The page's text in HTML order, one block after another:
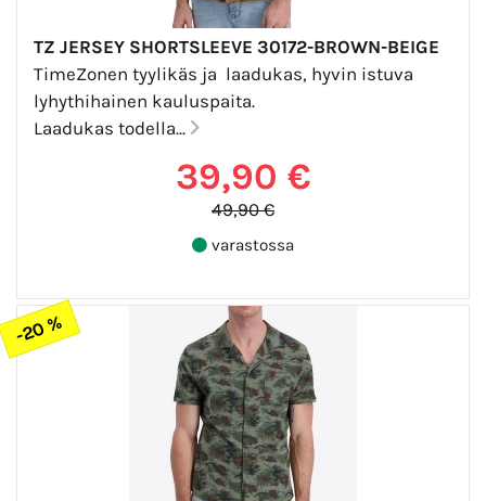
TZ JERSEY SHORTSLEEVE 30172-BROWN-BEIGE
TimeZonen tyylikäs ja laadukas, hyvin istuva
lyhythihainen kauluspaita.
Laadukas todella...
39,90 €
49,90 €
varastossa
-20 %